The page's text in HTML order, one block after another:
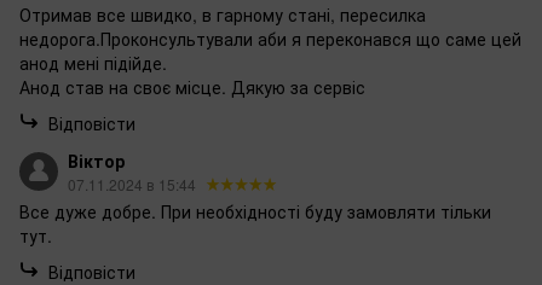
Отримав все швидко, в гарному стані, пересилка
недорога.Проконсультували аби я переконався що саме цей
анод мені підійде.
Анод став на своє місце. Дякую за сервіс
Відповісти
Віктор
07.11.2024 в 15:44
Все дуже добре. При необхідності буду замовляти тільки
тут.
Відповісти